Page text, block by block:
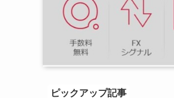
ピックアップ記事